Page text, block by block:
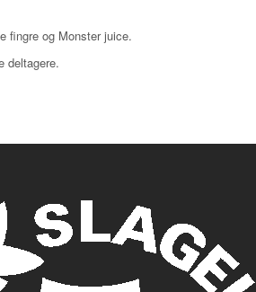
fingre og Monster juice.
deltagere.